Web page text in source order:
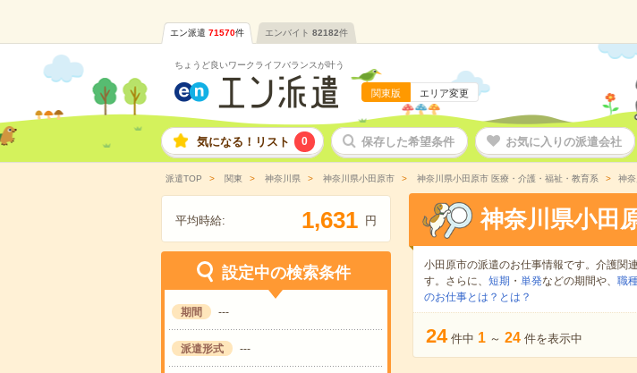
エン派遣 71570件 エンバイト 82182件
ちょうど良いワークライフバランスが叶う
関東版 エリア変更
気になる！リスト 0 保存した希望条件 お気に入りの派遣会社
派遣TOP 関東 神奈川県 神奈川県小田原市 神奈川県小田原市 医療・介護・福祉・教育系 神
平均時給: 1,631 円
設定中の検索条件
期間 ---
派遣形式 ---
神奈川県小田
小田原市の派遣のお仕事情報です。介護関
す。さらに、 短期 ・ 単発などの期間や、 職
のお仕事とは？とは？
24 件中 1 ～ 24 件を表示中